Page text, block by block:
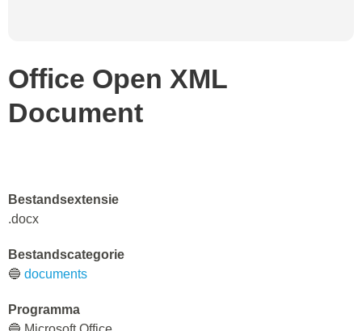
Office Open XML
Document
Bestandsextensie
.docx
Bestandscategorie
🔵 documents
Programma